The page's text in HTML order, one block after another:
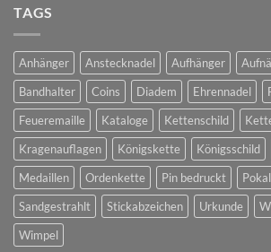
TAGS
Anhänger Anstecknadel Aufhänger
Bandhalter
Coins Diadem Ehrennadel
Feueremaille
Kataloge Kettenschild
Kragenauflagen
Königskette Königsschild
Medaillen
Ordenkette Pin bedruckt
Sandgestrahlt
Stickabzeichen Urkunde
Wimpel